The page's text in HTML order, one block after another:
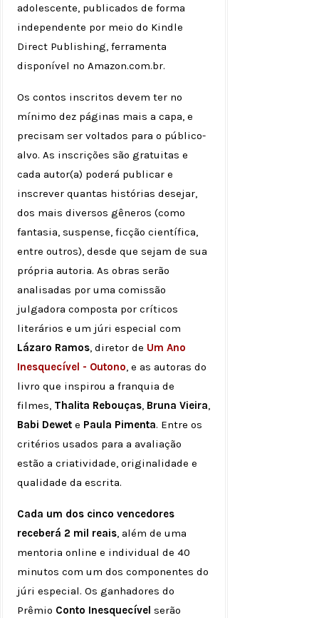
adolescente, publicados de forma
independente por meio do Kindle
Direct Publishing, ferramenta
disponível no Amazon.com.br.
Os contos inscritos devem ter no
mínimo dez páginas mais a capa, e
precisam ser voltados para o público-
alvo. As inscrições são gratuitas e
cada autor(a) poderá publicar e
inscrever quantas histórias desejar,
dos mais diversos gêneros (como
fantasia, suspense, ficção científica,
entre outros), desde que sejam de sua
própria autoria. As obras serão
analisadas por uma comissão
julgadora composta por críticos
literários e um júri especial com
Lázaro Ramos, diretor de Um Ano
Inesquecível - Outono, e as autoras do
livro que inspirou a franquia de
filmes, Thalita Rebouças, Bruna Vieira,
Babi Dewet e Paula Pimenta. Entre os
critérios usados para a avaliação
estão a criatividade, originalidade e
qualidade da escrita.
Cada um dos cinco vencedores
receberá 2 mil reais, além de uma
mentoria online e individual de 40
minutos com um dos componentes do
júri especial. Os ganhadores do
Prêmio Conto Inesquecível serão